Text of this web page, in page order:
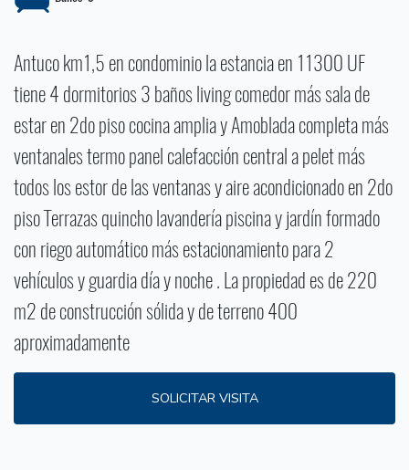
Antuco km1,5 en condominio la estancia en 11300 UF
tiene 4 dormitorios 3 baños living comedor más sala de
estar en 2do piso cocina amplia y Amoblada completa más
ventanales termo panel calefacción central a pelet más
todos los estor de las ventanas y aire acondicionado en 2do
piso Terrazas quincho lavandería piscina y jardín formado
con riego automático más estacionamiento para 2
vehículos y guardia día y noche . La propiedad es de 220
m2 de construcción sólida y de terreno 400
aproximadamente
SOLICITAR VISITA